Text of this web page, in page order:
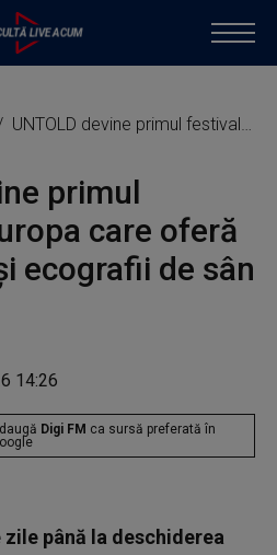
UNTOLD devine primul festival din Europa care oferă testare HPV și ecografii de sân gratuite
primul
care oferă
ecografii de sân
14:26
Digi FM ca sursă preferată în
zile până la deschiderea